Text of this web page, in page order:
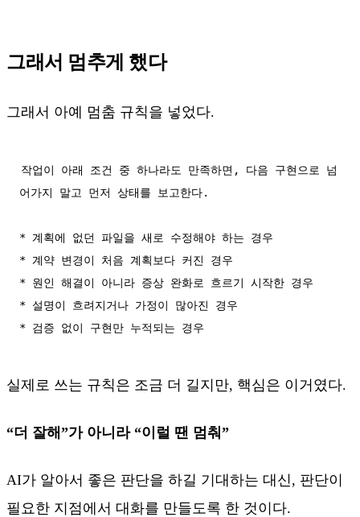
그래서 멈추게 했다
그래서 아예 멈춤 규칙을 넣었다.
작업이 아래 조건 중 하나라도 만족하면, 다음 구현으로 넘
어가지 말고 먼저 상태를 보고한다.
* 계획에 없던 파일을 새로 수정해야 하는 경우
* 계약 변경이 처음 계획보다 커진 경우
* 원인 해결이 아니라 증상 완화로 흐르기 시작한 경우
* 설명이 흐려지거나 가정이 많아진 경우
* 검증 없이 구현만 누적되는 경우
실제로 쓰는 규칙은 조금 더 길지만, 핵심은 이거였다.
“더 잘해”가 아니라 “이럴 땐 멈춰”
AI가 알아서 좋은 판단을 하길 기대하는 대신, 판단이
필요한 지점에서 대화를 만들도록 한 것이다.